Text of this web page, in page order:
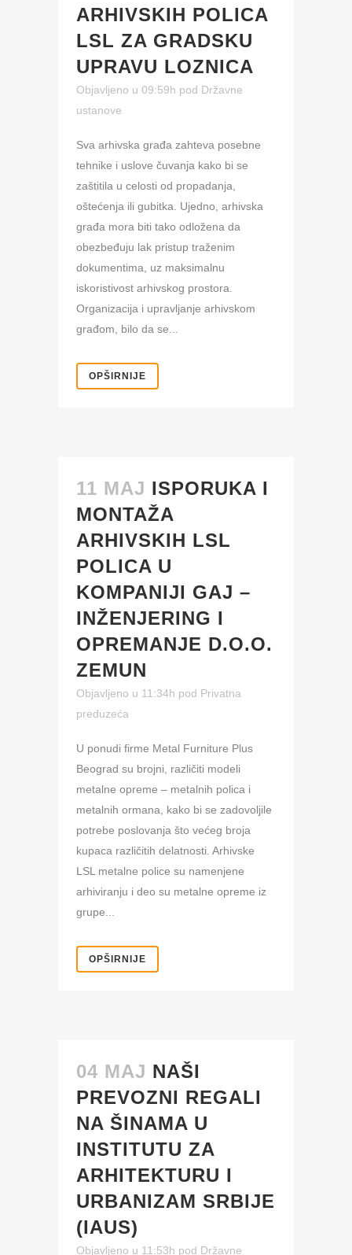
ARHIVSKIH POLICA
LSL ZA GRADSKU
UPRAVU LOZNICA
Objavljeno u 09:59h pod Državne
ustanove
Sva arhivska građa zahteva posebne
tehnike i uslove čuvanja kako bi se
zaštitila u celosti od propadanja,
oštećenja ili gubitka. Ujedno, arhivska
građa mora biti tako odložena da
obezbeđuju lak pristup traženim
dokumentima, uz maksimalnu
iskoristivost arhivskog prostora.
Organizacija i upravljanje arhivskom
građom, bilo da se...
OPŠIRNIJE
11 MAJ ISPORUKA I
MONTAŽA
ARHIVSKIH LSL
POLICA U
KOMPANIJI GAJ –
INŽENJERING I
OPREMANJE D.O.O.
ZEMUN
Objavljeno u 11:34h pod Privatna
preduzeća
U ponudi firme Metal Furniture Plus
Beograd su brojni, različiti modeli
metalne opreme – metalnih polica i
metalnih ormana, kako bi se zadovoljile
potrebe poslovanja što većeg broja
kupaca različitih delatnosti. Arhivske
LSL metalne police su namenjene
arhiviranju i deo su metalne opreme iz
grupe...
OPŠIRNIJE
04 MAJ NAŠI
PREVOZNI REGALI
NA ŠINAMA U
INSTITUTU ZA
ARHITEKTURU I
URBANIZAM SRBIJE
(IAUS)
Objavljeno u 11:53h pod Državne